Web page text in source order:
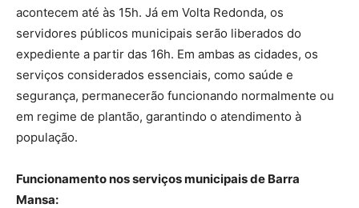
acontecem até às 15h. Já em Volta Redonda, os
servidores públicos municipais serão liberados do
expediente a partir das 16h. Em ambas as cidades, os
serviços considerados essenciais, como saúde e
segurança, permanecerão funcionando normalmente ou
em regime de plantão, garantindo o atendimento à
população.
Funcionamento nos serviços municipais de Barra
Mansa: